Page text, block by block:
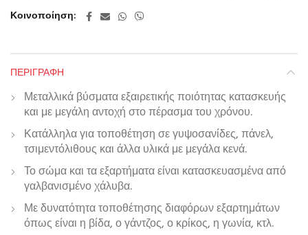
Κοινοποίηση
ΠΕΡΙΓΡΑΦΉ
Μεταλλικά βύσματα εξαιρετικής ποιότητας κατασκευής
και με μεγάλη αντοχή στο πέρασμα του χρόνου.
Κατάλληλα για τοποθέτηση σε γυψοσανίδες, πάνελ,
τσιμεντόλιθους και άλλα υλικά με μεγάλα κενά.
Το σώμα και τα εξαρτήματα είναι κατασκευασμένα από
γαλβανισμένο χάλυβα.
Με δυνατότητα τοποθέτησης διαφόρων εξαρτημάτων
όπως είναι η βίδα, ο γάντζος, ο κρίκος, η γωνία, κτλ.